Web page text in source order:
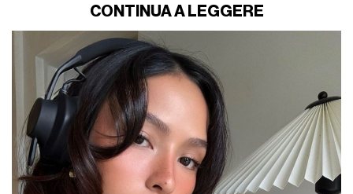
CONTINUA A LEGGERE